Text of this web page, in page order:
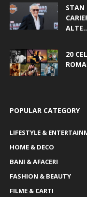
STAN
20
POPULAR CATEGORY
LIFESTYLE &
HOME & DECO
BANI & AFACERI
FASHION & BEAUTY
FILME & CARTI